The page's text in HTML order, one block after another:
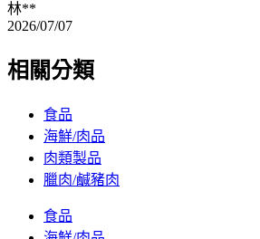
林**
2026/07/07
相關分類
食品
海鮮/肉品
肉類製品
臘肉/鹹豬肉
食品